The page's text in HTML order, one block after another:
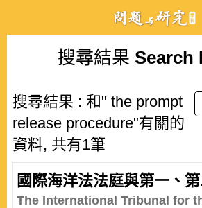
搜尋結果 Search
搜尋結果 : 和" the prompt
release procedure"有關的
資料, 共有1筆
國際海洋法法庭與第一、
The International Tribunal for